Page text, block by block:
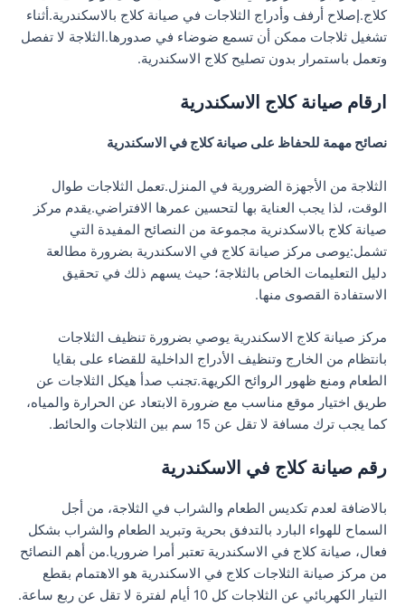
كلاج.إصلاح أرفف وأدراج الثلاجات في صيانة كلاج بالاسكندرية.أثناء
تشغيل ثلاجات ممكن أن تسمع ضوضاء في صدورها.الثلاجة لا تفصل
وتعمل باستمرار بدون تصليح كلاج الاسكندرية.
ارقام صيانة كلاج الاسكندرية
نصائح مهمة للحفاظ على صيانة كلاج في الاسكندرية
الثلاجة من الأجهزة الضرورية في المنزل.تعمل الثلاجات طوال
الوقت، لذا يجب العناية بها لتحسين عمرها الافتراضي.يقدم مركز
صيانة كلاج بالاسكدنرية مجموعة من النصائح المفيدة التي
تشمل:يوصى مركز صيانة كلاج في الاسكندرية بضرورة مطالعة
دليل التعليمات الخاص بالثلاجة؛ حيث يسهم ذلك في تحقيق
الاستفادة القصوى منها.
مركز صيانة كلاج الاسكندرية يوصي بضرورة تنظيف الثلاجات
بانتظام من الخارج وتنظيف الأدراج الداخلية للقضاء على بقايا
الطعام ومنع ظهور الروائح الكريهة.تجنب صدأ هيكل الثلاجات عن
طريق اختيار موقع مناسب مع ضرورة الابتعاد عن الحرارة والمياه،
كما يجب ترك مسافة لا تقل عن 15 سم بين الثلاجات والحائط.
رقم صيانة كلاج في الاسكندرية
بالاضافة لعدم تكديس الطعام والشراب في الثلاجة، من أجل
السماح للهواء البارد بالتدفق بحرية وتبريد الطعام والشراب بشكل
فعال، صيانة كلاج في الاسكندرية تعتبر أمرا ضروريا.من أهم النصائح
من مركز صيانة الثلاجات كلاج في الاسكندرية هو الاهتمام بقطع
التيار الكهربائي عن الثلاجات كل 10 أيام لفترة لا تقل عن ربع ساعة.